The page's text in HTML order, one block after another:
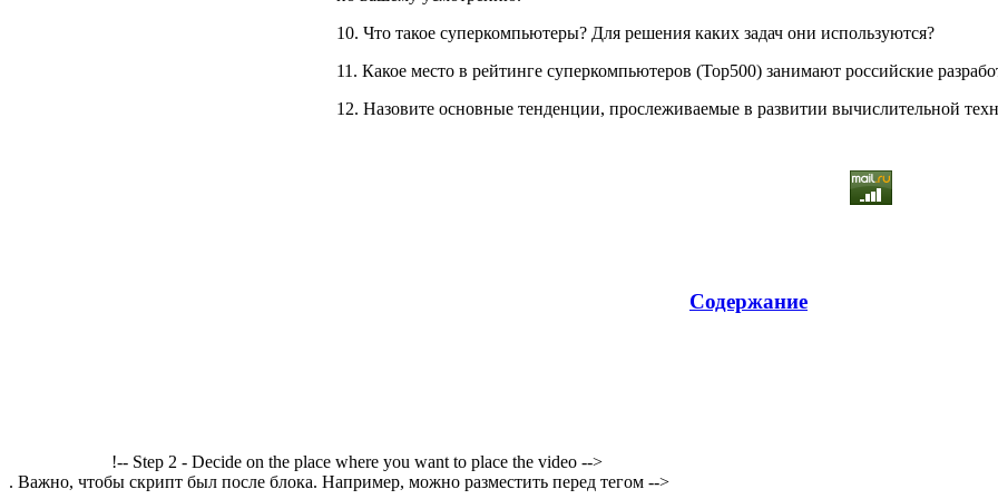
10. Что такое суперкомпьютеры? Для решения каких задач они используются?
11. Какое место в рейтинге суперкомпьютеров (Тор500) занимают российские
12. Назовите основные тенденции, прослеживаемые в развитии вычислительной
Содержание
!-- Step 2 - Decide on the place where you want to place the video -->
. Важно, чтобы скрипт был после блока. Например, можно разместить перед тегом -->